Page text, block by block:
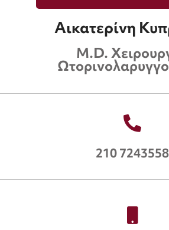
Αικατερίνη
M.D.
210 7243558